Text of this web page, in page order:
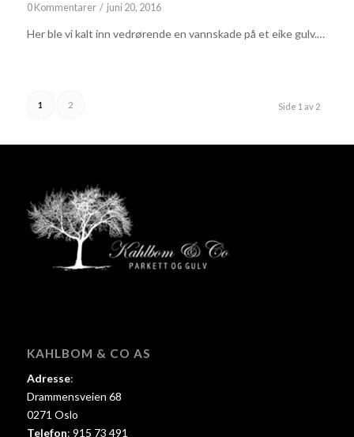
0 Kommentarer / juni 20, 2016
Her ble vi kalt inn vedrørende en vannskade på et eike gulv.…
Side 1 av 2
1 2
KAHLBOM & CO AS
Adresse:
Drammensveien 68
0271 Oslo
Telefon: 915 73 491